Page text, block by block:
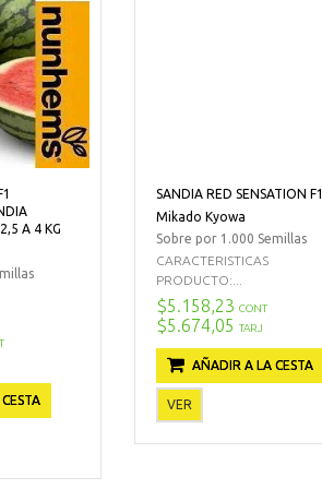
A 4 KG
SANDIA RED SENSATION F1
Mikado Kyowa
Sobre por 1.000 Semillas
CARACTERISTICAS
PRODUCTO:...
$5.158,23 CONT
$5.674,05 TARJ
AÑADIR A LA CESTA
VER